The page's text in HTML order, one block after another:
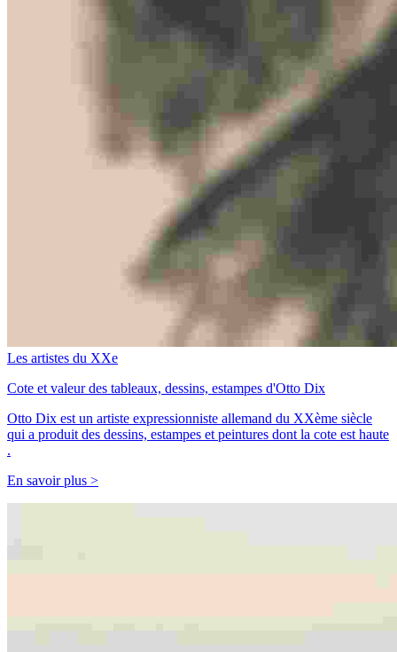
Les artistes du XXe
Cote et valeur des tableaux, dessins, estampes d'Otto Dix
Otto Dix est un artiste expressionniste allemand du XXème siècle
qui a produit des dessins, estampes et peintures dont la cote est haute
.
En savoir plus >